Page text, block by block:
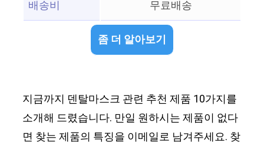
배송비 무료배송
좀 더 알아보기
지금까지 덴탈마스크 관련 추천 제품 10가지를
소개해 드렸습니다. 만일 원하시는 제품이 없다
면 찾는 제품의 특징을 이메일로 남겨주세요. 찾